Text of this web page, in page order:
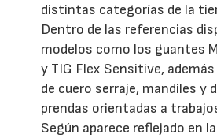
distintas categorías de la
Dentro de las referencias
modelos como los guantes
y TIG Flex Sensitive,
de cuero serraje, mandiles y
prendas orientadas a
Según aparece reflejado en